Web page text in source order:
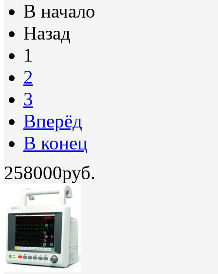
В начало
Назад
1
2
3
Вперёд
В конец
258000руб.